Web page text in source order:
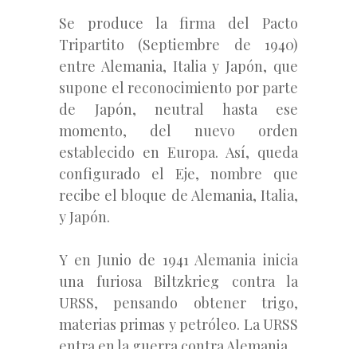
Se produce la firma del Pacto
Tripartito (Septiembre de 1940)
entre Alemania, Italia y Japón, que
supone el reconocimiento por parte
de Japón, neutral hasta ese
momento, del nuevo orden
establecido en Europa. Así, queda
configurado el Eje, nombre que
recibe el bloque de Alemania, Italia,
y Japón.
Y en Junio de 1941 Alemania inicia
una furiosa Biltzkrieg contra la
URSS, pensando obtener trigo,
materias primas y petróleo. La URSS